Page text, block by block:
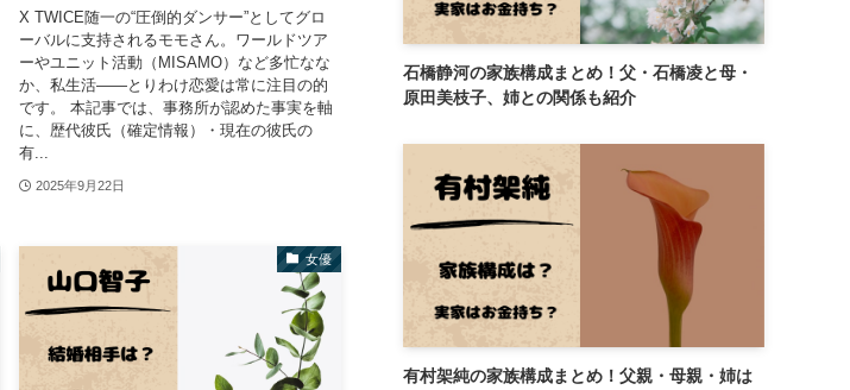
X TWICE随一の“圧倒的ダンサー”としてグロ
ーバルに支持されるモモさん。ワールドツア
ーやユニット活動（MISAMO）など多忙なな
か、私生活——とりわけ恋愛は常に注目の的
です。 本記事では、事務所が認めた事実を軸
に、歴代彼氏（確定情報）・現在の彼氏の
有...
2025年9月22日
女優
石橋静河の家族構成まとめ！父・石橋凌と母・
原田美枝子、姉との関係も紹介
有村架純の家族構成まとめ！父親・母親・姉は